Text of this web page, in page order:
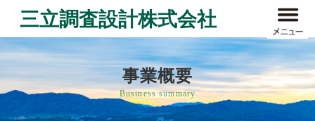
三立調査設計株式会社
事業概要
Business summary